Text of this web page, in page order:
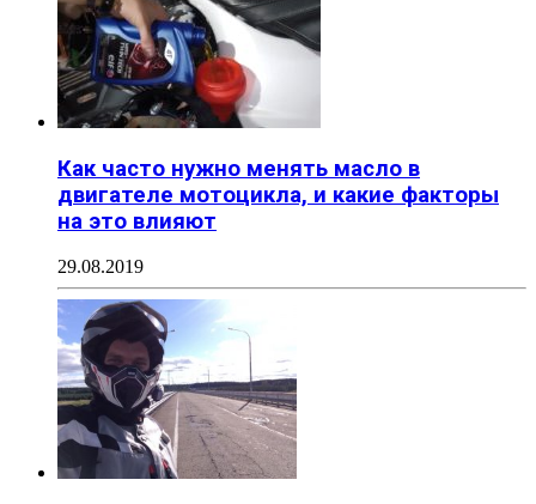
Как часто нужно менять масло в
двигателе мотоцикла, и какие факторы
на это влияют
29.08.2019